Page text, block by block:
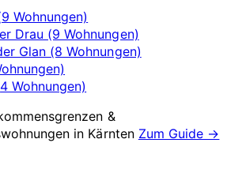
Wohnungen)
Drau (9 Wohnungen)
Glan (8 Wohnungen)
Wohnungen)
&
in Kärnten Zum Guide →